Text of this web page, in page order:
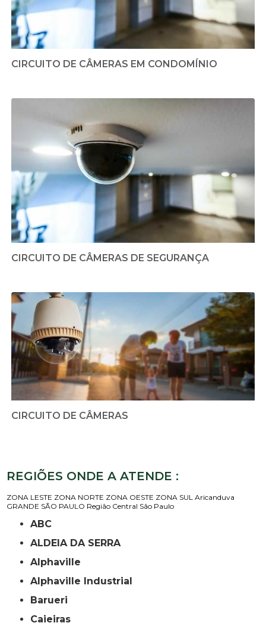
CIRCUITO DE CÂMERAS EM CONDOMÍNIO
CIRCUITO DE CÂMERAS DE SEGURANÇA
CIRCUITO DE CÂMERAS
REGIÕES ONDE A ATENDE :
ZONA LESTE ZONA NORTE ZONA OESTE ZONA SUL Aricanduva
GRANDE SÃO PAULO Região Central São Paulo
ABC
ALDEIA DA SERRA
Alphaville
Alphaville Industrial
Barueri
Caieiras